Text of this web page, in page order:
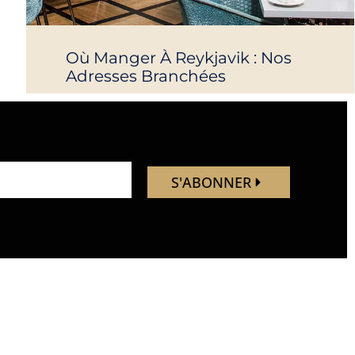
Où Manger À Reykjavik : Nos
Adresses Branchées
S'ABONNER